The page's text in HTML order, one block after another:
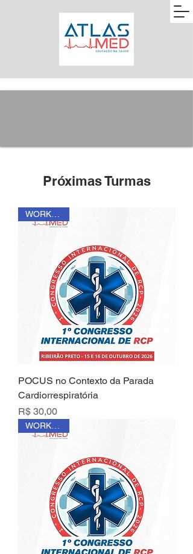
Próximas Turmas
POCUS no Contexto da Parada
Cardiorrespiratória
Preço
R$ 30,00